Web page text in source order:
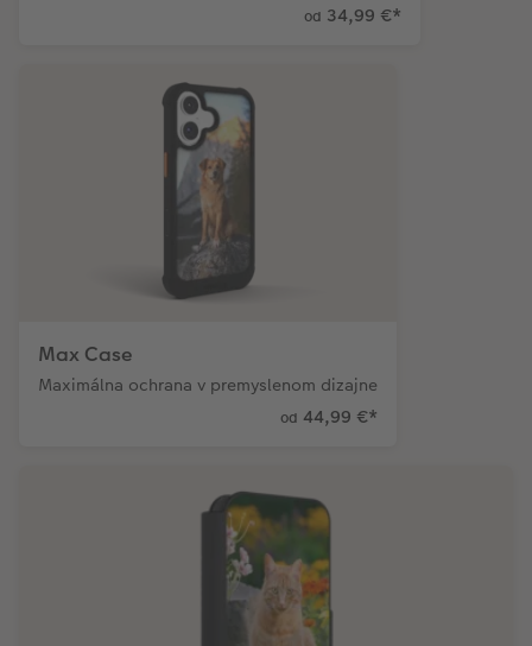
od 34,99 €*
Max Case
Maximálna ochrana v premyslenom dizajne
od 44,99 €*